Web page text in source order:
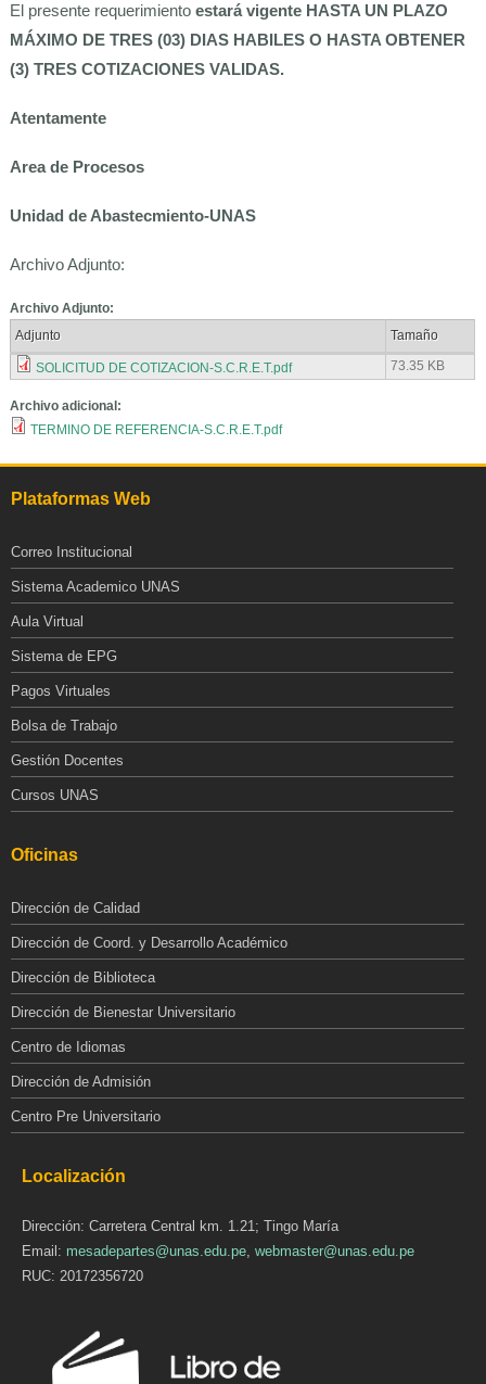
El presente requerimientoestará vigente HASTA UN PLAZO
MÁXIMO DE TRES (03) DIAS HABILES O HASTA OBTENER
(3) TRES COTIZACIONES VALIDAS.
Atentamente
Area de Procesos
Unidad de Abastecmiento-UNAS
Archivo Adjunto:
Archivo Adjunto:
Adjunto
Tamaño
SOLICITUD DE COTIZACION-S.C.R.E.T.pdf 73.35 KB
Archivo adicional:
TERMINO DE REFERENCIA-S.C.R.E.T.pdf
Plataformas Web
Correo Institucional
Sistema Academico UNAS
Aula Virtual
Sistema de EPG
Pagos Virtuales
Bolsa de Trabajo
Gestión Docentes
Cursos UNAS
Oficinas
Dirección de Calidad
Dirección de Coord. y Desarrollo Académico
Dirección de Biblioteca
Dirección de Bienestar Universitario
Centro de Idiomas
Dirección de Admisión
Centro Pre Universitario
Localización
Dirección: Carretera Central km. 1.21; Tingo María
Email: mesadepartes@unas.edu.pe, webmaster@unas.edu.pe
RUC: 20172356720